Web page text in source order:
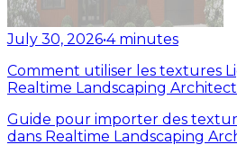
July 30, 2026•4 minutes
Comment utiliser les textures
Realtime Landscaping Architect
Guide pour importer des
dans Realtime Landscaping